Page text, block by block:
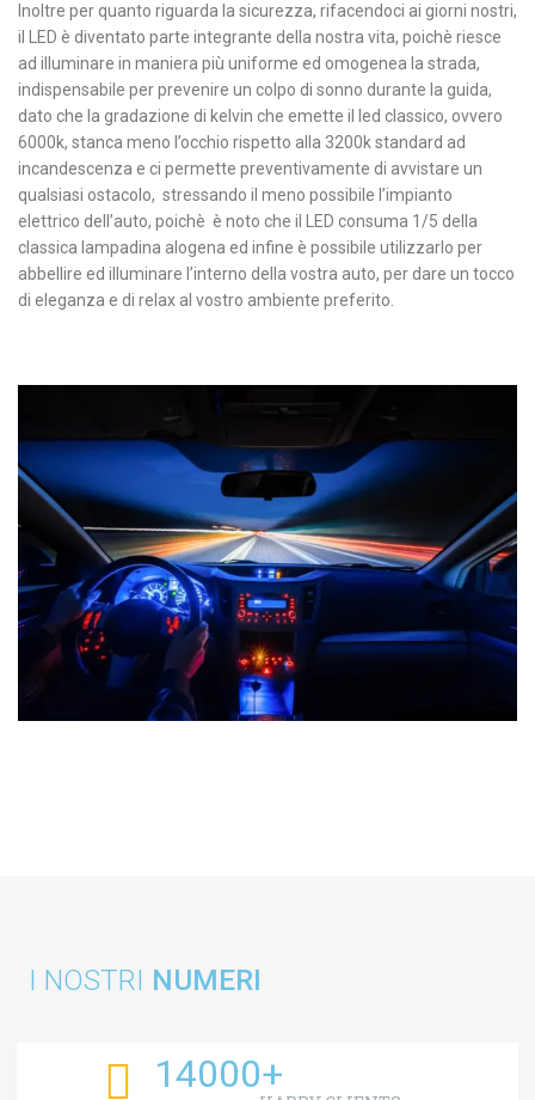
Inoltre per quanto riguarda la sicurezza, rifacendoci ai giorni nostri,
il LED è diventato parte integrante della nostra vita, poichè riesce
ad illuminare in maniera più uniforme ed omogenea la strada,
indispensabile per prevenire un colpo di sonno durante la guida,
dato che la gradazione di kelvin che emette il led classico, ovvero
6000k, stanca meno l’occhio rispetto alla 3200k standard ad
incandescenza e ci permette preventivamente di avvistare un
qualsiasi ostacolo, stressando il meno possibile l’impianto
elettrico dell’auto, poichè è noto che il LED consuma 1/5 della
classica lampadina alogena ed infine è possibile utilizzarlo per
abbellire ed illuminare l’interno della vostra auto, per dare un tocco
di eleganza e di relax al vostro ambiente preferito.
I NOSTRI NUMERI
14000+